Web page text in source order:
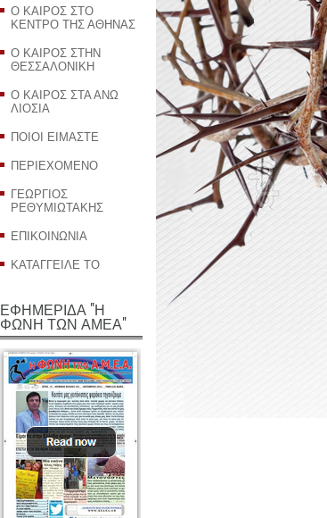
Ο ΚΑΙΡΟΣ ΣΤΟ
ΚΕΝΤΡΟ ΤΗΣ ΑΘΗΝΑΣ
Ο ΚΑΙΡΟΣ ΣΤΗΝ
ΘΕΣΣΑΛΟΝΙΚΗ
Ο ΚΑΙΡΟΣ ΣΤΑ ΑΝΩ
ΛΙΟΣΙΑ
ΠΟΙΟΙ ΕΙΜΑΣΤΕ
ΠΕΡΙΕΧΟΜΕΝΟ
ΓΕΩΡΓΙΟΣ
ΡΕΘΥΜΙΩΤΑΚΗΣ
ΕΠΙΚΟΙΝΩΝΙΑ
ΚΑΤΑΓΓΕΙΛΕ ΤΟ
ΕΦΗΜΕΡΙΔΑ "Η
ΦΩΝΗ ΤΩΝ ΑΜΕΑ"